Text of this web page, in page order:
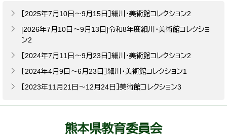
［2025年7月10日～9月15日］細川・美術館コレクション2
[2026年7月10日～9月13日]令和8年度細川・美術館コレクショ
ン2
［2024年7月11日～9月23日］細川・美術館コレクション2
［2024年4月9日～6月23日］細川・美術館コレクション1
［2023年11月21日～12月24日］美術館コレクション3
熊本県教育委員会